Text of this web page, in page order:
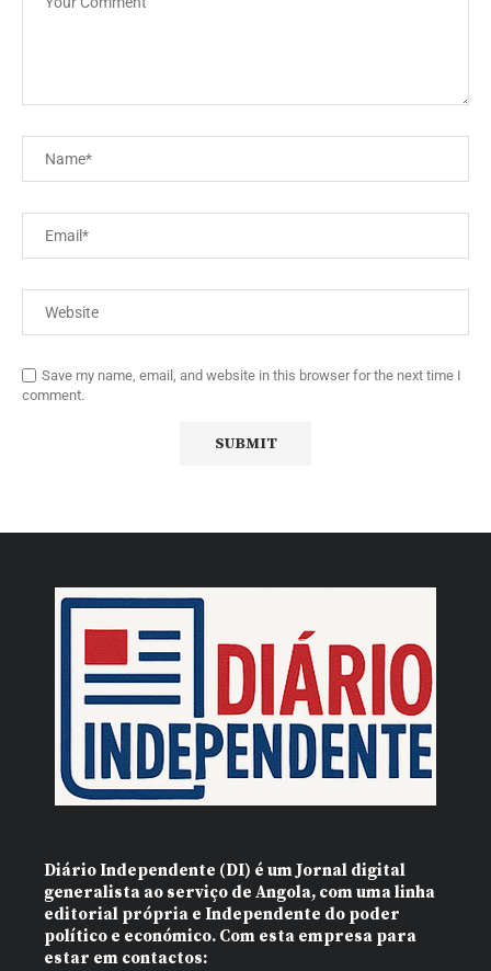
Save my name, email, and website in this browser for the next time I
comment.
Diário Independente (DI) é um Jornal digital
generalista ao serviço de Angola, com uma linha
editorial própria e Independente do poder
político e económico. Com esta empresa para
estar em contactos: